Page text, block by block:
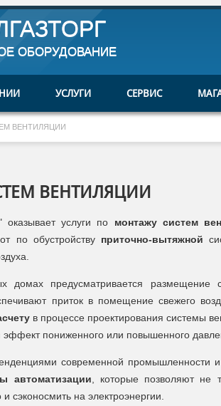
ОБОРУДОВАНИЕ
УСЛУГИ СЕРВИС
ВЕНТИЛЯЦИИ
ВЕНТИЛЯЦИИ
услуги по монтажу систем
по обустройству приточно-вытяжной
домах предусматривается размещение
приток в помещение свежего
в процессе проектирования системы
эффект пониженного или повышенного
современной промышленности
автоматизации , которые позволяют не
сэконосмить на электроэнергии.